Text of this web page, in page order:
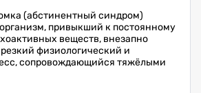
(абстинентный синдром)
организм, привыкший к постоянному
веществ, внезапно
физиологический и
сопровождающийся тяжёлыми